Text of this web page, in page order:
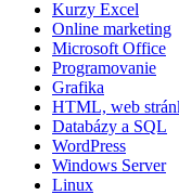
Kurzy Excel
Online marketing
Microsoft Office
Programovanie
Grafika
HTML, web
Databázy a SQL
WordPress
Windows Server
Linux